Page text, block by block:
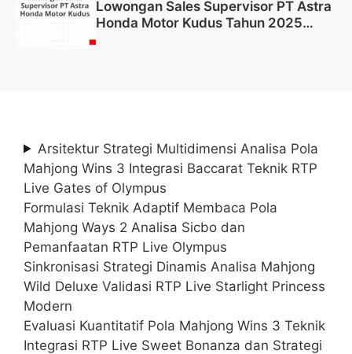
Lowongan Sales Supervisor PT Astra
Honda Motor Kudus Tahun 2025
Arsitektur Strategi Multidimensi Analisa Pola
Mahjong Wins 3 Integrasi Baccarat Teknik RTP
Live Gates of Olympus
Formulasi Teknik Adaptif Membaca Pola
Mahjong Ways 2 Analisa Sicbo dan
Pemanfaatan RTP Live Olympus
Sinkronisasi Strategi Dinamis Analisa Mahjong
Wild Deluxe Validasi RTP Live Starlight Princess
Modern
Evaluasi Kuantitatif Pola Mahjong Wins 3 Teknik
Integrasi RTP Live Sweet Bonanza dan Strategi